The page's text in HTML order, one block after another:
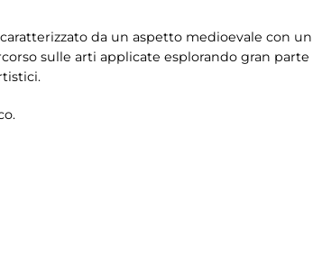
da un aspetto medioevale con
sulle arti applicate esplorando gran parte